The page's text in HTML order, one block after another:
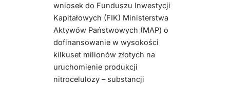
wniosek do Funduszu Inwestycji
Kapitałowych (FIK) Ministerstwa
Aktywów Państwowych (MAP) o
dofinansowanie w wysokości
kilkuset milionów złotych na
uruchomienie produkcji
nitrocelulozy – substancji